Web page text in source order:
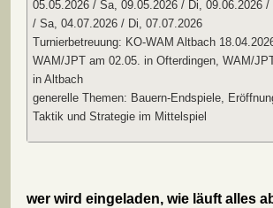
05.05.2026 / Sa, 09.05.2026 / Di, 09.06.2026
/ Sa, 04.07.2026 / Di, 07.07.2026
Turnierbetreuung: KO-WAM Altbach
WAM/JPT am 02.05. in Ofterdingen, WAM/
in Altbach
generelle Themen: Bauern-Endspiele,
Taktik und Strategie im Mittelspiel
wer wird eingeladen, wie läuft alles